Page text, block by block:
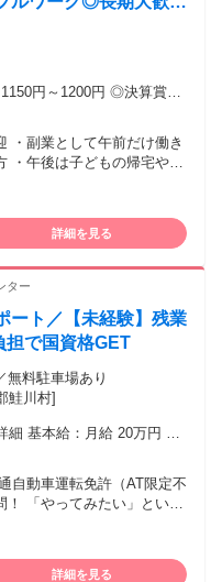
色々な仕事に挑戦してみた
ば山形県内で転勤も可能。
円～1200円 ◎決算賞与
・副業として午前だけ働き
・午後は子どもの帰宅や家
の出迎えも余裕を持って行
方でコツコツ進めるお仕事
よ。
詳細を見る
ター
ート／【未経験】残業
担で国資格GET
無料駐車場あり
鮭川村]
細 基本給：月給 20万円 〜
し 全員に一律で支払われ
：
※業績により決算賞与あ
格手当 ・1級土木施工管理
自動車運転免許（AT限定不
！ 「やってみたい」という
で腰を据えたい ・チーム
詳細を見る